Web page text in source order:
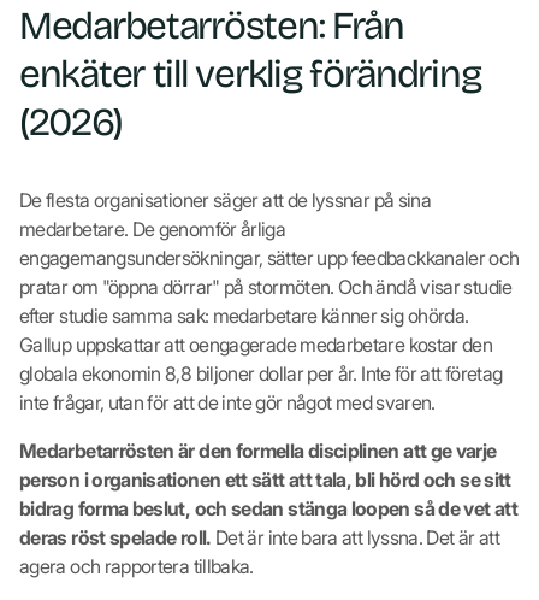
Medarbetarrösten: Från
enkäter till verklig förändring
(2026)
De flesta organisationer säger att de lyssnar på sina
medarbetare. De genomför årliga
engagemangsundersökningar, sätter upp feedbackkanaler och
pratar om "öppna dörrar" på stormöten. Och ändå visar studie
efter studie samma sak: medarbetare känner sig ohörda.
Gallup uppskattar att oengagerade medarbetare kostar den
globala ekonomin 8,8 biljoner dollar per år. Inte för att företag
inte frågar, utan för att de inte gör något med svaren.
Medarbetarrösten är den formella disciplinen att ge varje
person i organisationen ett sätt att tala, bli hörd och se sitt
bidrag forma beslut, och sedan stänga loopen så de vet att
deras röst spelade roll. Det är inte bara att lyssna. Det är att
agera och rapportera tillbaka.